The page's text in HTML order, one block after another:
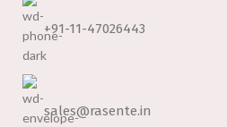
+91-11-47026443
sales@rasente.in